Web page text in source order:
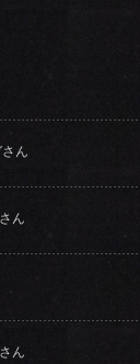
ん
ん
ん